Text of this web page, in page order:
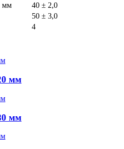
мм
40 ± 2,0
50 ± 3,0
4
мм
мм